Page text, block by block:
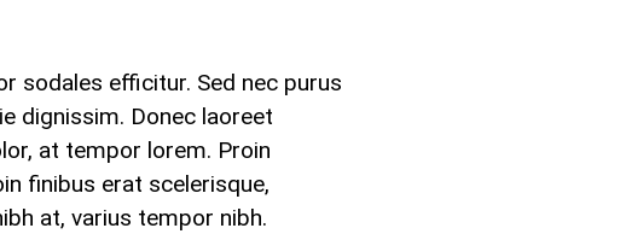
sodales efficitur. Sed nec purus
dignissim. Donec laoreet
at tempor lorem. Proin
finibus erat scelerisque,
at, varius tempor nibh.